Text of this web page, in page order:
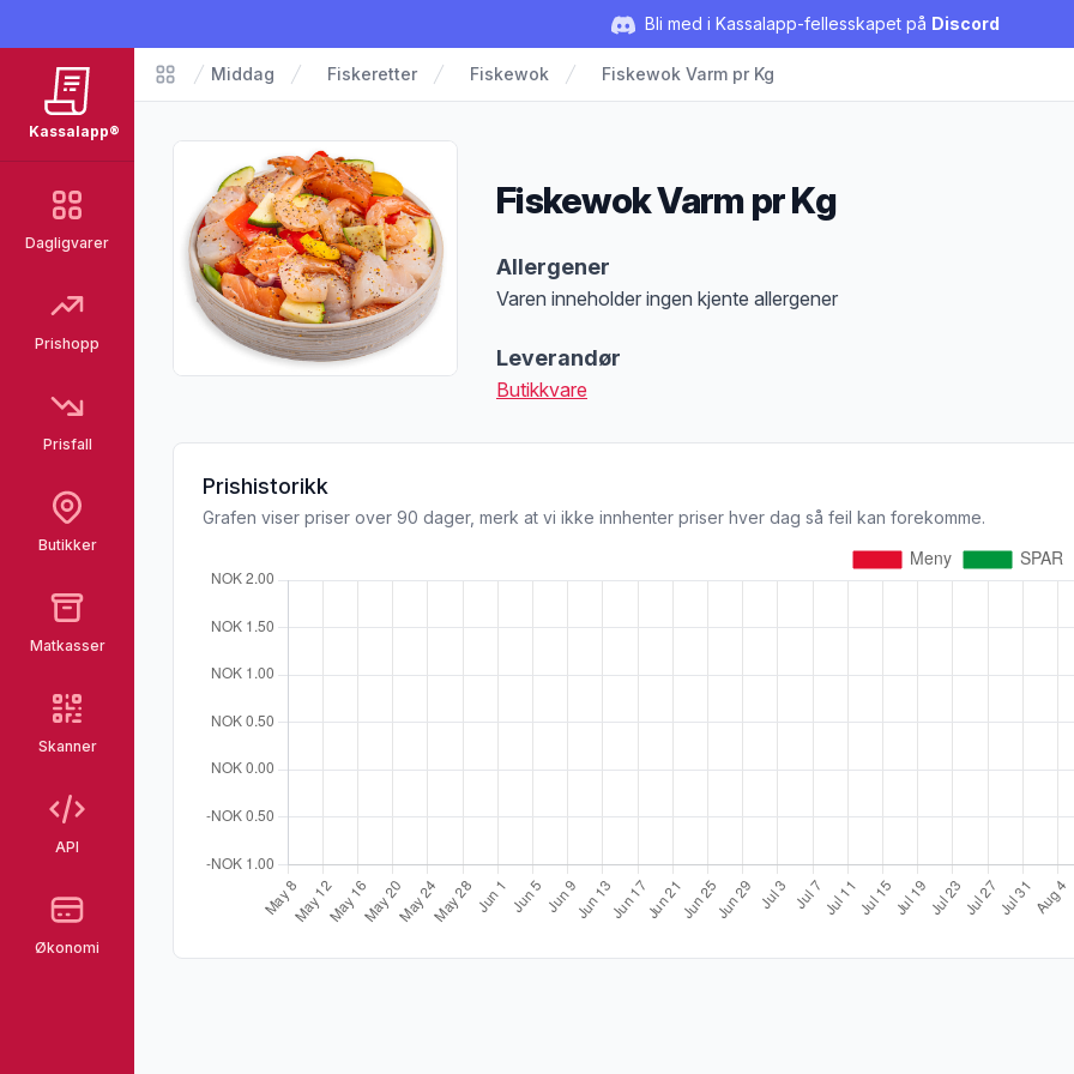
Bli med i Kassalapp-fellesskapet på Discord
Kassalapp®
Dagligvarer
Prishopp
Prisfall
Butikker
Matkasser
Skanner
API
Økonomi
Matvarer
Middag Fiskeretter Fiskewok Fiskewok Varm pr Kg
Fiskewok Varm pr Kg
Allergener
Varen inneholder ingen kjente allergener
Leverandør
Butikkvare
Prishistorikk
Grafen viser priser over 90 dager, merk at vi ikke innhenter priser hver dag så feil kan forekomme.